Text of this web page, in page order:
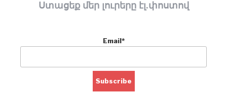
Ստացեք մեր լուրերը էլ.փոստով
Email*